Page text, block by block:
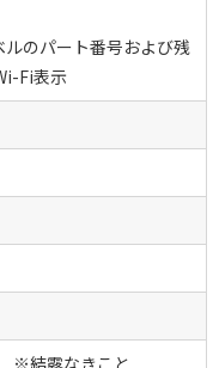
のパート番号および残
Fi表示
※結露なきこと